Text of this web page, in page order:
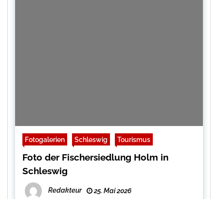
Fotogalerien Schleswig Tourismus
Foto der Fischersiedlung Holm in
Schleswig
Redakteur 25. Mai 2026